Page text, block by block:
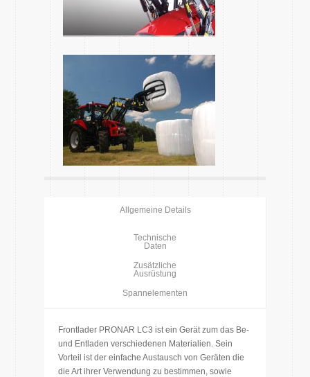
Allgemeine Details
Technische
Daten
Zusätzliche
Ausrüstung
Spannelementen
Frontlader PRONAR LC3 ist ein Gerät zum das Be-
und Entladen verschiedenen Materialien. Sein
Vorteil ist der einfache Austausch von Geräten die
die Art ihrer Verwendung zu bestimmen, sowie